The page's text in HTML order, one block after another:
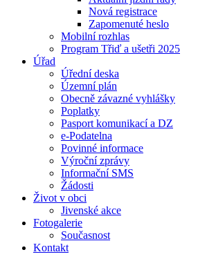
Nová registrace
Zapomenuté heslo
Mobilní rozhlas
Program Třiď a ušetři 2025
Úřad
Úřední deska
Územní plán
Obecně závazné vyhlášky
Poplatky
Pasport komunikací a DZ
e-Podatelna
Povinné informace
Výroční zprávy
Informační SMS
Žádosti
Život v obci
Jivenské akce
Fotogalerie
Současnost
Kontakt